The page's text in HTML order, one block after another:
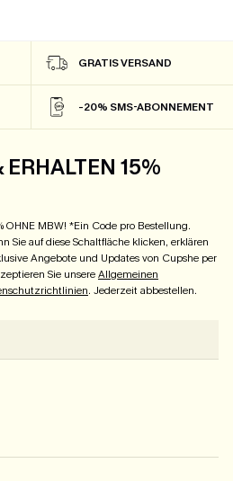
GRATIS VERSAND
-20% SMS-ABONNEMENT
15%
OHNE MBW! *Ein Code pro Bestellung.
Sie auf diese Schaltfläche klicken, erklären
Angebote und Updates von Cupshe per
Sie unsereAllgemeinen
. Jederzeit abbestellen.